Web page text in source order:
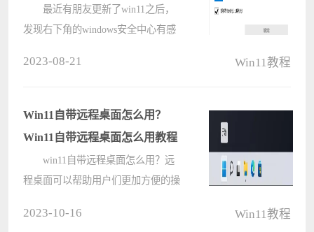
最近有朋友更新了win11之后，
发现右下角的windows安全中心有感
之家小编给朋友们详细讲讲。
w????
2023-08-21 Win11教程
Win11自带远程桌面怎么用？
Win11自带远程桌面怎么用教程
win11自带远程桌面怎么用？远
程桌面可以帮助用户们更加方便的操
2023-10-16 Win11教程